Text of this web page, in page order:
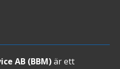
AB (BBM)är ett